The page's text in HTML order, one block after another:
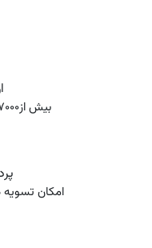
بیش از7000سفارش درسراسر ایران
امکان